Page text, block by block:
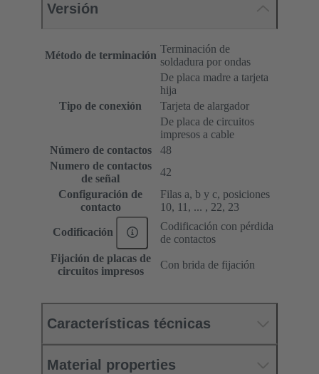
Versión
Método de terminación
Terminación de
soldadura por ondas
Tipo de conexión
De placa madre a tarjeta
hija
Tarjeta de alargador
De placa de circuitos
impresos a cable
Número de contactos
48
Numero de contactos
de señal
42
Configuración de
contacto
Filas a, b y c, posiciones
10, 11, ... , 22, 23
Codificación
Codificación con pérdida
de contactos
Fijación de placas de
circuitos impresos
Con brida de fijación
Características técnicas
Material properties